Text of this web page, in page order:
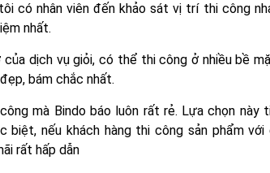
có nhân viên đến khảo sát vị trí thi công
nhất.
dịch vụ giỏi, có thể thi công ở nhiều bề
bám chắc nhất.
mà Bindo báo luôn rất rẻ. Lựa chọn
biệt, nếu khách hàng thi công sản phẩm
rất hấp dẫn